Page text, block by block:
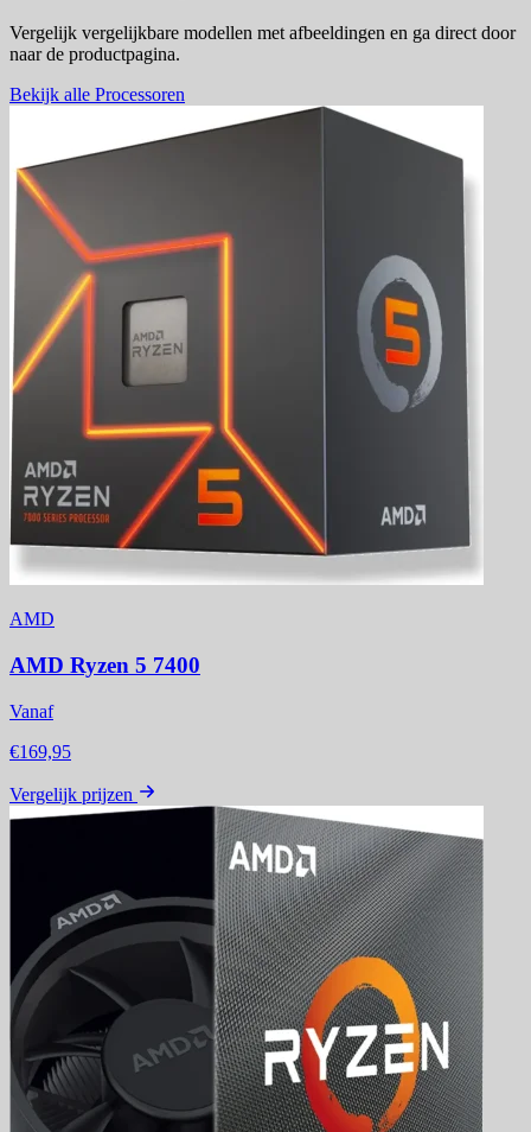
Vergelijk vergelijkbare modellen met afbeeldingen en ga direct door
naar de productpagina.
Bekijk alle Processoren
AMD
AMD Ryzen 5 7400
Vanaf
€169,95
Vergelijk prijzen